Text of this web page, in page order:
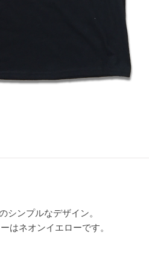
シンプルなデザイン。
はネオンイエローです。